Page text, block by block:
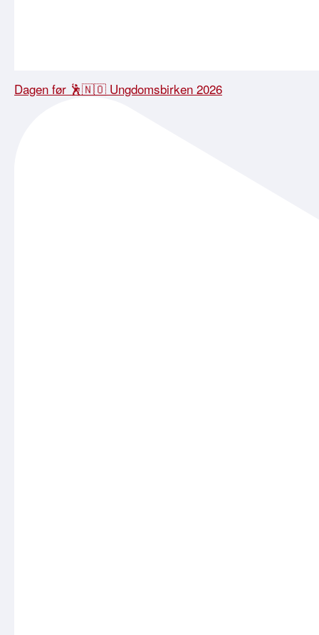
Dagen før 🕺🇳🇴 Ungdomsbirken 2026